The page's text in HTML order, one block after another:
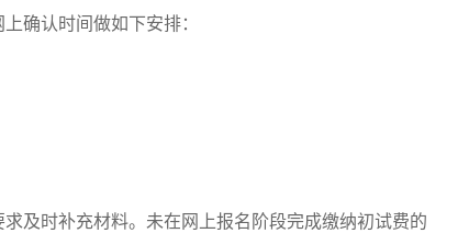
确认时间做如下安排：
时补充材料。未在网上报名阶段完成缴纳初试费的